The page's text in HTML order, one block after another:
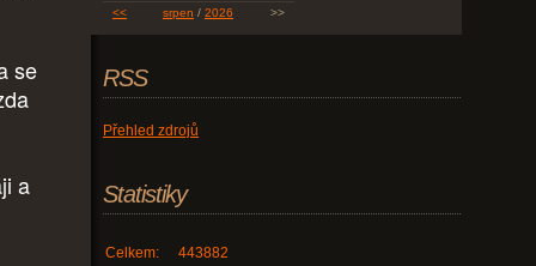
se
a
<< srpen / 2026 >>
RSS
Přehled zdrojů
Statistiky
Celkem:
443882